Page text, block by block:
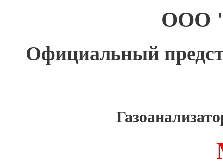
ООО
Официальный